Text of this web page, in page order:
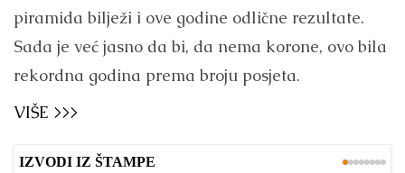
piramida bilježi i ove godine odlične rezultate.
Sada je već jasno da bi, da nema korone, ovo bila
rekordna godina prema broju posjeta.
VIŠE >>>
IZVODI IZ ŠTAMPE